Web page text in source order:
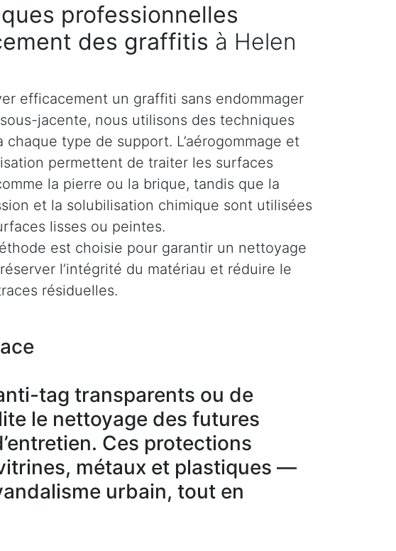
professionnelles
des graffitis à Helen
efficacement un graffiti sans endommager
jacente, nous utilisons des techniques
chaque type de support. L’aérogommage et
permettent de traiter les surfaces
la pierre ou la brique, tandis que la
et la solubilisation chimique sont utilisées
lisses ou peintes.
est choisie pour garantir un nettoyage
l’intégrité du matériau et réduire le
résiduelles.
tag transparents ou de
le nettoyage des futures
Ces protections
métaux et plastiques —
urbain, tout en